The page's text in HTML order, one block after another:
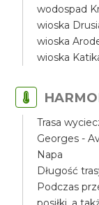
wodospad
wioska
wioska
wioska
Trasa
Georges -
Napa
Długość
Podczas